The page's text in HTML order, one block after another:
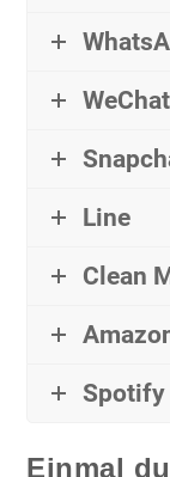
WeChat
Line
Clean
Spotify
Einmal